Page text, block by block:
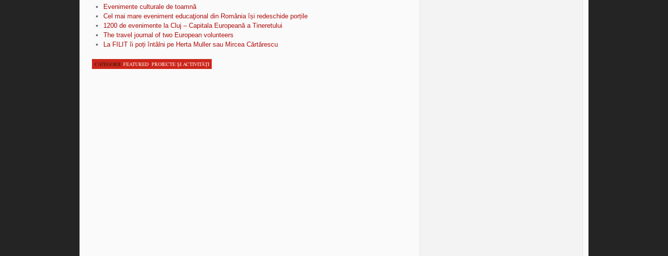
Evenimente culturale de toamnă
Cel mai mare eveniment educaţional din România își redeschide porțile
1200 de evenimente la Cluj – Capitala Europeană a Tineretului
The travel journal of two European volunteers
La FILIT îi poți întâlni pe Herta Muller sau Mircea Cărtărescu
CATEGORII: FEATURED, PROIECTE ŞI ACTIVITĂŢI